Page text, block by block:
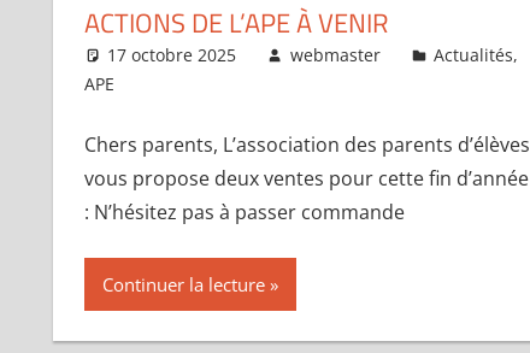
ACTIONS DE L’APE À VENIR
17 octobre 2025 webmaster Actualités,
APE
Chers parents, L’association des parents d’élèves
vous propose deux ventes pour cette fin d’année
: N’hésitez pas à passer commande
Continuer la lecture